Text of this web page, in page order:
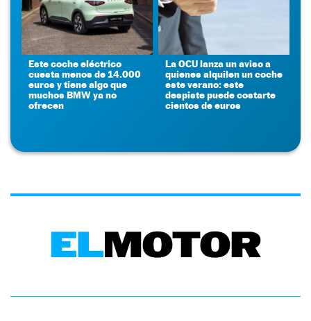
Este coche eléctrico
cuesta menos de 14.000
euros y tiene algo que
muchos BMW ya no
ofrecen
La OCU lanza un aviso a
quienes alquilen un coche
este verano: este
despiste puede costarte
cientos de euros